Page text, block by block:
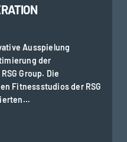
Ausspielung
der
Group. Die
Fitnessstudios der RSG